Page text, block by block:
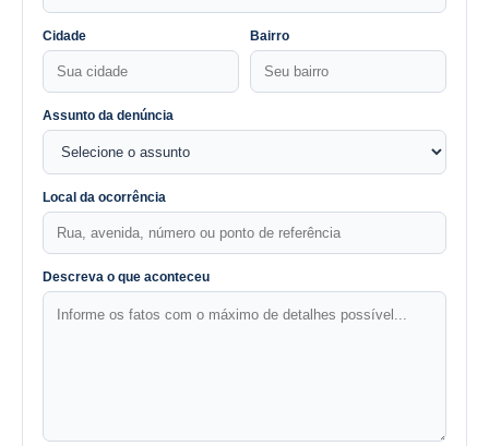
Cidade Bairro
Assunto da denúncia
Local da ocorrência
Descreva o que aconteceu